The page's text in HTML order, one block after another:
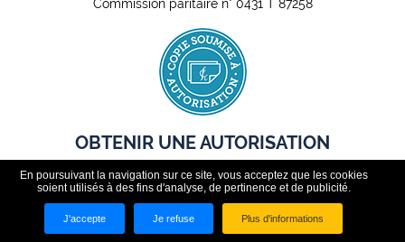
En poursuivant la navigation sur ce site, vous acceptez que les cookies
soient utilisés à des fins d'analyse, de pertinence et de publicité.
J'accepte Je refuse Plus d'informations
ABONNEZ VOUS
Commission paritaire n° 0431 T 87258
OBTENIR UNE AUTORISATION
Pour pouvoir rediffuser légalement des contenus presse dans
un cadre professionnel, toute organisation doit au préalable
disposer d'une autorisation.